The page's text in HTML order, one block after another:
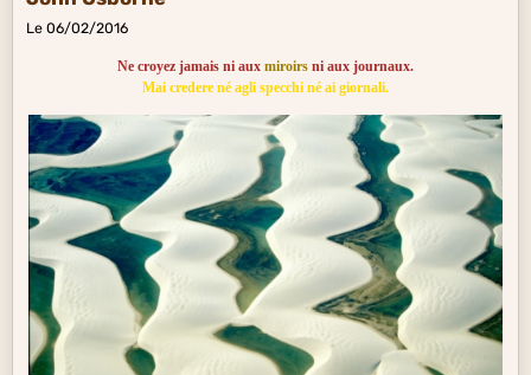
Le 06/02/2016
Ne croyez jamais ni aux miroirs ni aux journaux.
Mai credere né agli specchi né ai giornali.